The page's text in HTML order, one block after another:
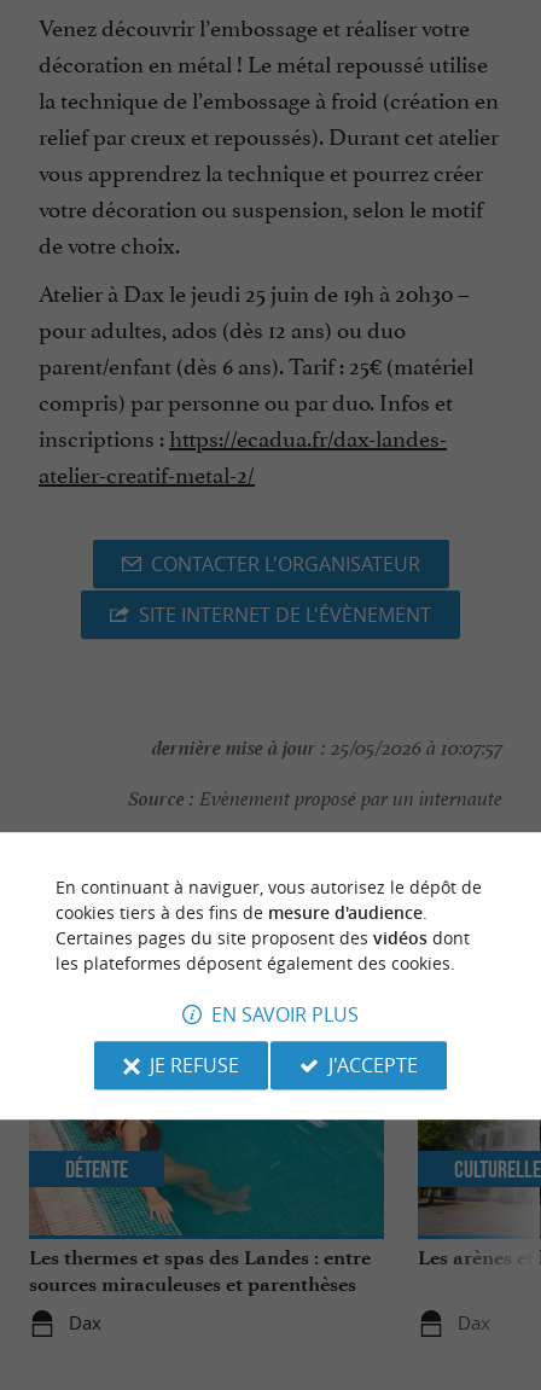
Venez découvrir l’embossage et réaliser votre
décoration en métal ! Le métal repoussé utilise
la technique de l’embossage à froid (création en
relief par creux et repoussés). Durant cet atelier
vous apprendrez la technique et pourrez créer
votre décoration ou suspension, selon le motif
de votre choix.
Atelier à Dax le jeudi 25 juin de 19h à 20h30 –
pour adultes, ados (dès 12 ans) ou duo
parent/enfant (dès 6 ans). Tarif : 25€ (matériel
compris) par personne ou par duo. Infos et
inscriptions :https://ecadua.fr/dax-landes-
atelier-creatif-metal-2/
CONTACTER L'ORGANISATEUR
SITE INTERNET DE L'ÉVÈNEMENT
dernière mise à jour : 25/05/2026 à 10:07:57
Source : Evènement proposé par un internaute
NOUS AVONS TESTÉPOUR VOUS
Les thermes et spas des Landes : entre
sources miraculeuses et parenthèses
bien-être
Dax
Détente
Les arènes
Dax
Culturelle
En continuant à naviguer, vous autorisez le dépôt de
cookies tiers à des fins de mesure d'audience.
Certaines pages du site proposent des vidéosdont
les plateformes déposent également des cookies.
EN SAVOIR PLUS
JE REFUSE
J'ACCEPTE